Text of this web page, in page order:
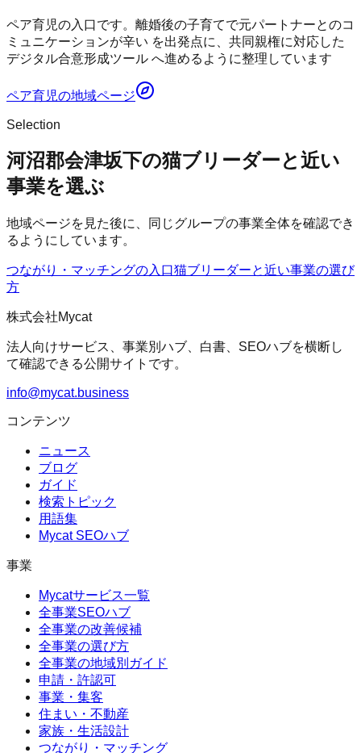
ペア育児の入口です。離婚後の子育てで元パートナーとのコ
ミュニケーションが辛い を出発点に、共同親権に対応した
デジタル合意形成ツール へ進めるように整理しています
ペア育児の地域ページ
Selection
河沼郡会津坂下の猫ブリーダーと近い
事業を選ぶ
地域ページを見た後に、同じグループの事業全体を確認でき
るようにしています。
つながり・マッチングの入口猫ブリーダーと近い事業の選び
方
株式会社Mycat
法人向けサービス、事業別ハブ、白書、SEOハブを横断し
て確認できる公開サイトです。
info@mycat.business
コンテンツ
ニュース
ブログ
ガイド
検索トピック
用語集
Mycat SEOハブ
事業
Mycatサービス一覧
全事業SEOハブ
全事業の改善候補
全事業の選び方
全事業の地域別ガイド
申請・許認可
事業・集客
住まい・不動産
家族・生活設計
つながり・マッチング